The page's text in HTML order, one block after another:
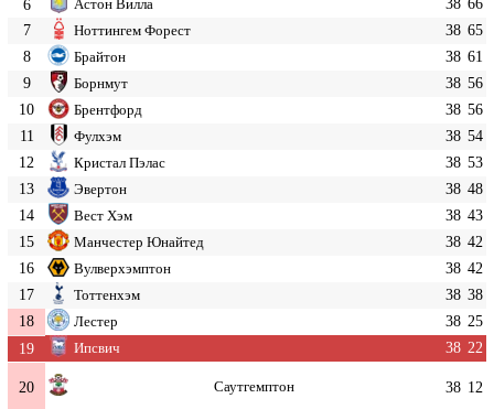
6
Астон Вилла
7
Ноттингем Форест 38 65
8
Брайтон 38 61
9
Борнмут 38 56
10
Брентфорд 38 56
11
Фулхэм 38 54
12
Кристал Пэлас 38 53
13
Эвертон 38 48
14
Вест Хэм 38 43
15
Манчестер Юнайтед 38 42
16
Вулверхэмптон 38 42
17
Тоттенхэм 38 38
18
Лестер 38 25
19
Ипсвич 38 22
20 Саутгемптон 38 12